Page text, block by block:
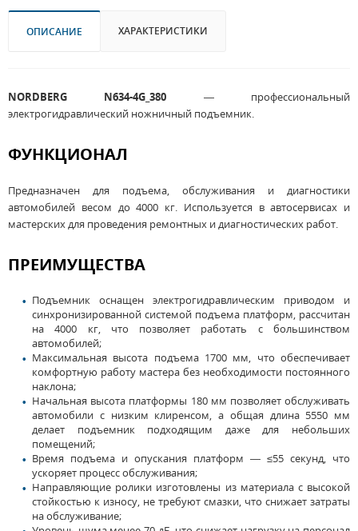
ОПИСАНИЕ ХАРАКТЕРИСТИКИ
NORDBERG N634-4G_380 — профессиональный
электрогидравлический ножничный подъемник.
ФУНКЦИОНАЛ
Предназначен для подъема, обслуживания и диагностики
автомобилей весом до 4000 кг. Используется в автосервисах и
мастерских для проведения ремонтных и диагностических работ.
ПРЕИМУЩЕСТВА
Подъемник оснащен электрогидравлическим приводом и
синхронизированной системой подъема платформ, рассчитан
на 4000 кг, что позволяет работать с большинством
автомобилей;
Максимальная высота подъема 1700 мм, что обеспечивает
комфортную работу мастера без необходимости постоянного
наклона;
Начальная высота платформы 180 мм позволяет обслуживать
автомобили с низким клиренсом, а общая длина 5550 мм
делает подъемник подходящим даже для небольших
помещений;
Время подъема и опускания платформ — ≤55 секунд, что
ускоряет процесс обслуживания;
Направляющие ролики изготовлены из материала с высокой
стойкостью к износу, не требуют смазки, что снижает затраты
на обслуживание;